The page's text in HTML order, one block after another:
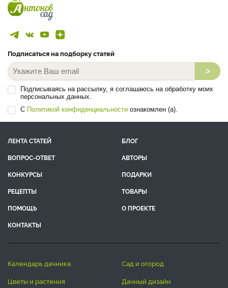
Подписаться на подборку статей
>
Подписываясь на рассылку, я соглашаюсь на обработку моих
персональных данных.
С Политикой конфиденциальности ознакомлен (а).
ЛЕНТА СТАТЕЙ
БЛОГ
ВОПРОС-ОТВЕТ
АВТОРЫ
КОНКУРСЫ
ПОДАРКИ
РЕЦЕПТЫ
ТОВАРЫ
ПОМОЩЬ
О ПРОЕКТЕ
КОНТАКТЫ
календарь дачника
сад и огород
цветы и растения
дачный дизайн